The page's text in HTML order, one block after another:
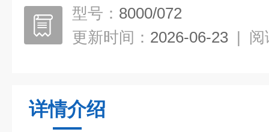
型号： 8000/072
更新时间： 2026-06-23 | 阅
详情介绍